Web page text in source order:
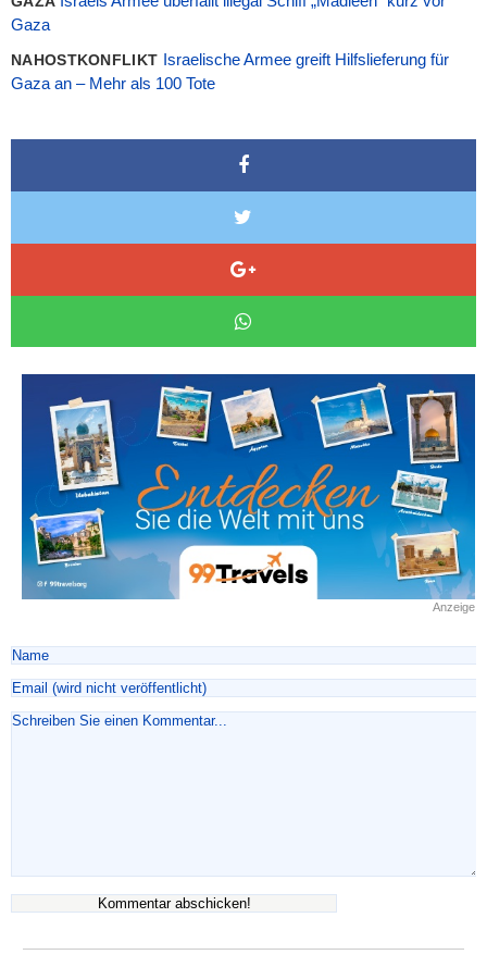
Gaza
NAHOSTKONFLIKT Israelische Armee greift Hilfslieferung für
Gaza an – Mehr als 100 Tote
Anzeige